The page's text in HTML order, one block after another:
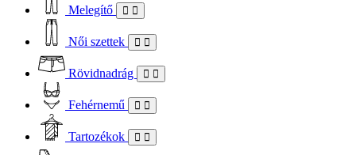
Melegítő
Női szettek
Rövidnadrág
Fehérnemű
Tartozékok